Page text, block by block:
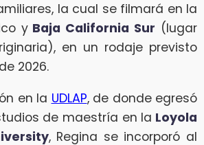
la cual se filmará en la
yBaja California Sur (lugar
en un rodaje previsto
2026.
en la UDLAP, de donde egresó
de maestría en la Loyola
, Regina se incorporó al